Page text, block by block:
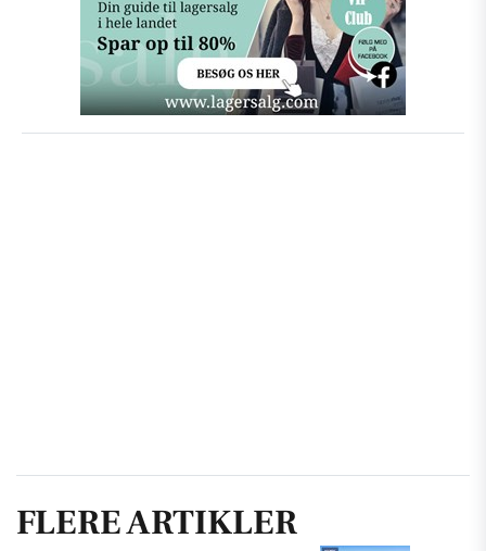
FLERE ARTIKLER